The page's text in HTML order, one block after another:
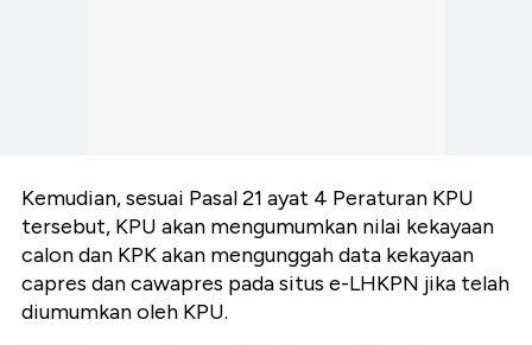
Kemudian, sesuai Pasal 21 ayat 4 Peraturan KPU
tersebut, KPU akan mengumumkan nilai kekayaan
calon dan KPK akan mengunggah data kekayaan
capres dan cawapres pada situs e-LHKPN jika telah
diumumkan oleh KPU.